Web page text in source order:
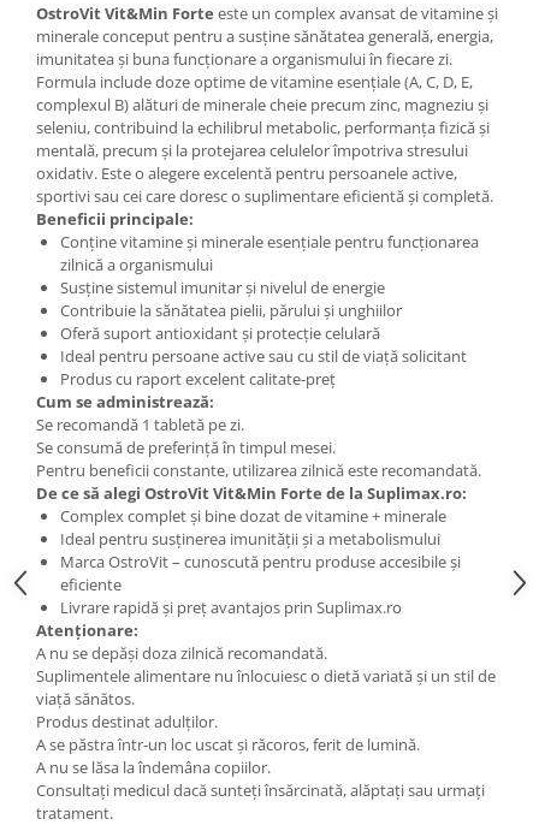
OstroVit Vit&Min Forte este un complex avansat de vitamine și
minerale conceput pentru a susține sănătatea generală, energia,
imunitatea și buna funcționare a organismului în fiecare zi.
Formula include doze optime de vitamine esențiale (A, C, D, E,
complexul B) alături de minerale cheie precum zinc, magneziu și
seleniu, contribuind la echilibrul metabolic, performanța fizică și
mentală, precum și la protejarea celulelor împotriva stresului
oxidativ. Este o alegere excelentă pentru persoanele active,
sportivi sau cei care doresc o suplimentare eficientă și completă.
Beneficii principale:
Conține vitamine și minerale esențiale pentru funcționarea
zilnică a organismului
Susține sistemul imunitar și nivelul de energie
Contribuie la sănătatea pielii, părului și unghiilor
Oferă suport antioxidant și protecție celulară
Ideal pentru persoane active sau cu stil de viață solicitant
Produs cu raport excelent calitate-preț
Cum se administrează:
Se recomandă 1 tabletă pe zi.
Se consumă de preferință în timpul mesei.
Pentru beneficii constante, utilizarea zilnică este recomandată.
De ce să alegi OstroVit Vit&Min Forte de la Suplimax.ro:
Complex complet și bine dozat de vitamine + minerale
Ideal pentru susținerea imunității și a metabolismului
Marca OstroVit – cunoscută pentru produse accesibile și
eficiente
Livrare rapidă și preț avantajos prin Suplimax.ro
Atenționare:
A nu se depăși doza zilnică recomandată.
Suplimentele alimentare nu înlocuiesc o dietă variată și un stil de
viață sănătos.
Produs destinat adulților.
A se păstra într-un loc uscat și răcoros, ferit de lumină.
A nu se lăsa la îndemâna copiilor.
Consultați medicul dacă sunteți însărcinată, alăptați sau urmați
tratament.